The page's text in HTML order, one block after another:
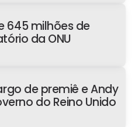
645 milhões de
da ONU
de premiê e Andy
do Reino Unido